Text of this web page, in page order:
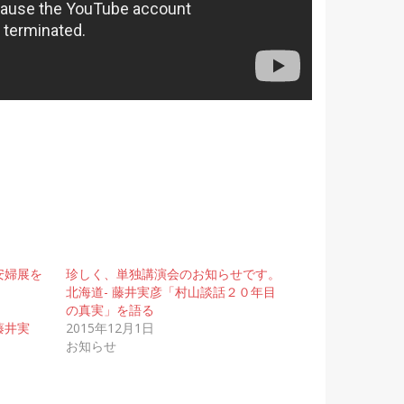
婦展を
井実
珍しく、単独講演会のお知らせです。
北海道- 藤井実彦「村山談話２０年目
の真実」を語る
2015年12月1日
お知らせ